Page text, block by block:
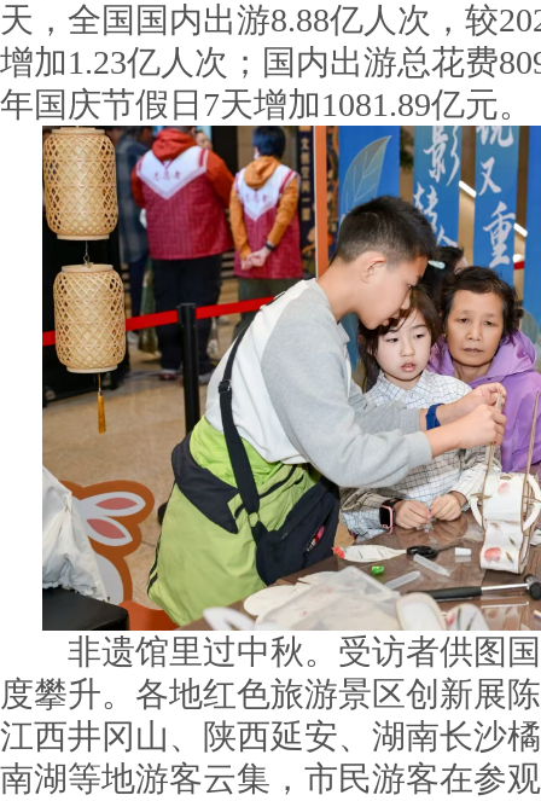
天，全国国内出游8.88亿人次，较
增加1.23亿人次；国内出游总花费
年国庆节假日7天增加1081.89亿元。
非遗馆里过中秋。受访者供图国
度攀升。各地红色旅游景区创新展
江西井冈山、陕西延安、湖南长沙
南湖等地游客云集，市民游客在参